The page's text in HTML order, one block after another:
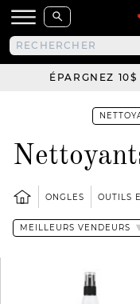
ÉPARGNEZ
ONGLES OUTILS